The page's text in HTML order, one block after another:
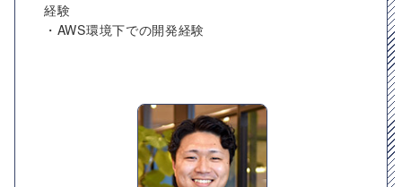
経験
・AWS環境下での開発経験